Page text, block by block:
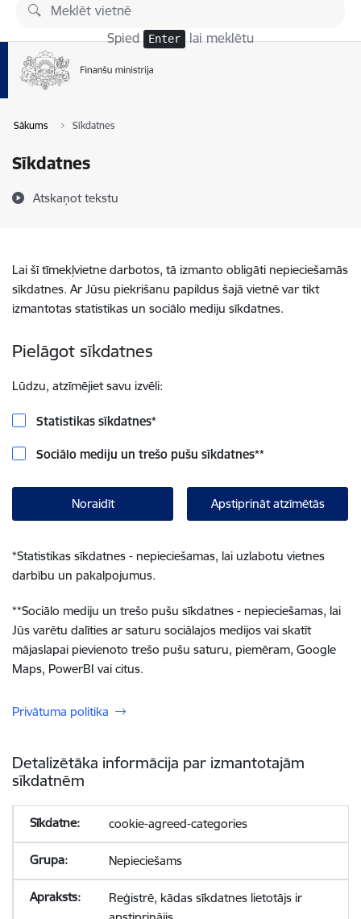
Pāriet uz lapas saturu
Spied Enter lai meklētu
Sākums Sīkdatnes
Sīkdatnes
Atskaņot tekstu
Lai šī tīmekļvietne darbotos, tā izmanto obligāti nepieciešamās
sīkdatnes. Ar Jūsu piekrišanu papildus šajā vietnē var tikt
izmantotas statistikas un sociālo mediju sīkdatnes.
Pielāgot sīkdatnes
Lūdzu, atzīmējiet savu izvēli:
Statistikas sīkdatnes*
Sociālo mediju un trešo pušu sīkdatnes**
Noraidīt Apstiprināt atzīmētās
*Statistikas sīkdatnes - nepieciešamas, lai uzlabotu vietnes
darbību un pakalpojumus.
**Sociālo mediju un trešo pušu sīkdatnes - nepieciešamas, lai
Jūs varētu dalīties ar saturu sociālajos medijos vai skatīt
mājaslapai pievienoto trešo pušu saturu, piemēram, Google
Maps, PowerBI vai citus.
Privātuma politika
Detalizētāka informācija par izmantotajām
sīkdatnēm
cookie-agreed-categories
Nepieciešams
Reģistrē, kādas sīkdatnes lietotājs ir